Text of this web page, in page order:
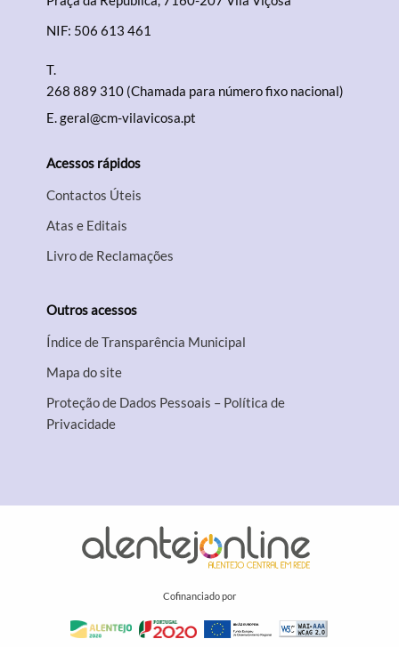
NIF: 506 613 461
T.
268 889 310 (Chamada para número fixo nacional)
E.geral@cm-vilavicosa.pt
Acessos rápidos
Contactos Úteis
Atas e Editais
Livro de Reclamações
Outros acessos
Índice de Transparência Municipal
Mapa do site
Proteção de Dados Pessoais – Política de
Privacidade
Cofinanciado por